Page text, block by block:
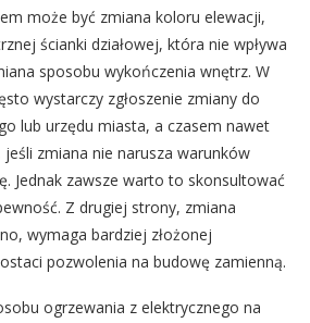
może być zmiana koloru elewacji,
ścianki działowej, która nie wpływa
sposobu wykończenia wnętrz. W
wystarczy zgłoszenie zmiany do
lub urzędu miasta, a czasem nawet
zmiana nie narusza warunków
Jednak zawsze warto to skonsultować
Z drugiej strony, zmiana
wymaga bardziej złożonej
pozwolenia na budowę zamienną.
ogrzewania z elektrycznego na